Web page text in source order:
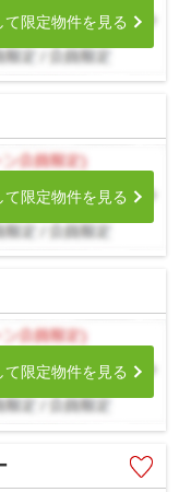
限定物件を見る
限定物件を見る
限定物件を見る